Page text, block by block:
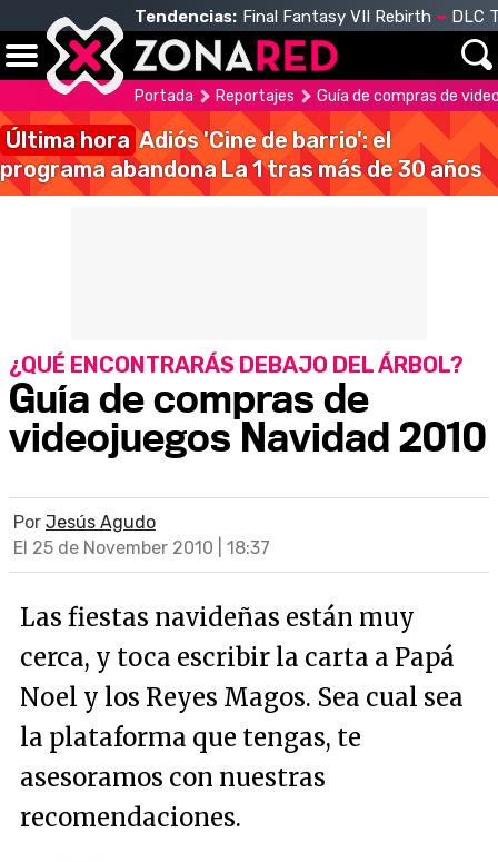
Tendencias: Final Fantasy VII Rebirth DLC
Portada Reportajes Guía de compras de
Última hora Adiós 'Cine de barrio': el
programa abandona La 1 tras más de 30 años
Guía de compras de
videojuegos Navidad 2010
¿QUÉ ENCONTRARÁS DEBAJO DEL ÁRBOL?
Por Jesús Agudo
El 25 de November 2010 | 18:37
Las fiestas navideñas están muy
cerca, y toca escribir la carta a Papá
Noel y los Reyes Magos. Sea cual sea
la plataforma que tengas, te
asesoramos con nuestras
recomendaciones.